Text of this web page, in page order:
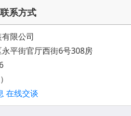
联系方式
限公司
平街官厅西街6号308房
在线交谈